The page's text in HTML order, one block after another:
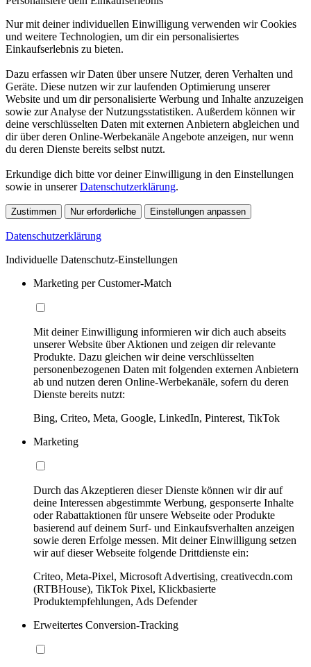
Nur mit deiner individuellen Einwilligung verwenden wir Cookies
und weitere Technologien, um dir ein personalisiertes
Einkaufserlebnis zu bieten.
Dazu erfassen wir Daten über unsere Nutzer, deren Verhalten und
Geräte. Diese nutzen wir zur laufenden Optimierung unserer
Website und um dir personalisierte Werbung und Inhalte anzuzeigen
sowie zur Analyse der Nutzungsstatistiken. Außerdem können wir
deine verschlüsselten Daten mit externen Anbietern abgleichen und
dir über deren Online-Werbekanäle Angebote anzeigen, nur wenn
du deren Dienste bereits selbst nutzt.
Erkundige dich bitte vor deiner Einwilligung in den Einstellungen
sowie in unsererDatenschutzerklärung.
Zustimmen Nur erforderliche Einstellungen anpassen
Datenschutzerklärung
Individuelle Datenschutz-Einstellungen
Marketing per Customer-Match
Mit deiner Einwilligung informieren wir dich auch abseits
unserer Website über Aktionen und zeigen dir relevante
Produkte. Dazu gleichen wir deine verschlüsselten
personenbezogenen Daten mit folgenden externen Anbietern
ab und nutzen deren Online-Werbekanäle, sofern du deren
Dienste bereits nutzt:
Bing, Criteo, Meta, Google, LinkedIn, Pinterest, TikTok
Marketing
Durch das Akzeptieren dieser Dienste können wir dir auf
deine Interessen abgestimmte Werbung, gesponserte Inhalte
oder Rabattaktionen für unsere Webseite oder Produkte
basierend auf deinem Surf- und Einkaufsverhalten anzeigen
sowie deren Erfolge messen. Mit deiner Einwilligung setzen
wir auf dieser Webseite folgende Drittdienste ein:
Criteo, Meta-Pixel, Microsoft Advertising, creativecdn.com
(RTBHouse), TikTok Pixel, Klickbasierte
Produktempfehlungen, Ads Defender
Erweitertes Conversion-Tracking